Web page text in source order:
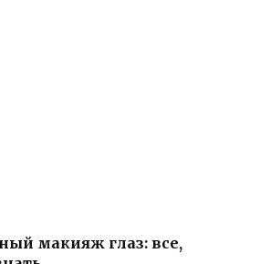
макияж глаз: все,